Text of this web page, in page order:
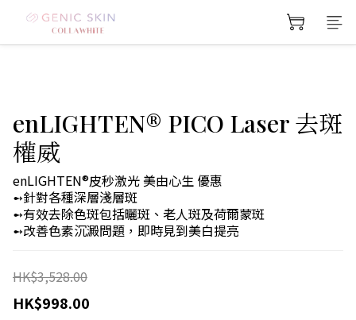
enLIGHTEN®️ PICO Laser 去斑
權威
enLIGHTEN®️皮秒激光 美由心生 優惠
➻針對各種深層淺層斑
➻有效去除色斑包括曬斑、老人斑及荷爾蒙斑
➻改善色素沉澱問題，即時見到美白提亮
HK$3,528.00
HK$998.00